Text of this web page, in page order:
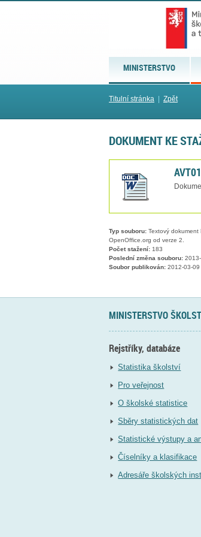
MINISTERSTVO
Titulní stránka Zpět
DOKUMENT KE
Typ souboru: Textový dokument
OpenOffice.org od verze 2.
Počet stažení: 183
Poslední změna souboru:
Soubor publikován: 2012-03-
MINISTERSTVO
Rejstříky, databáze
Statistika školství
Pro veřejnost
O školské statistice
Sběry statistických dat
Statistické výstupy a
Číselníky a klasifikace
Adresáře školských